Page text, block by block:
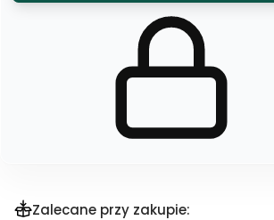
Szybki
produktu
Szpilka
do
Zalecane przy zakupie: